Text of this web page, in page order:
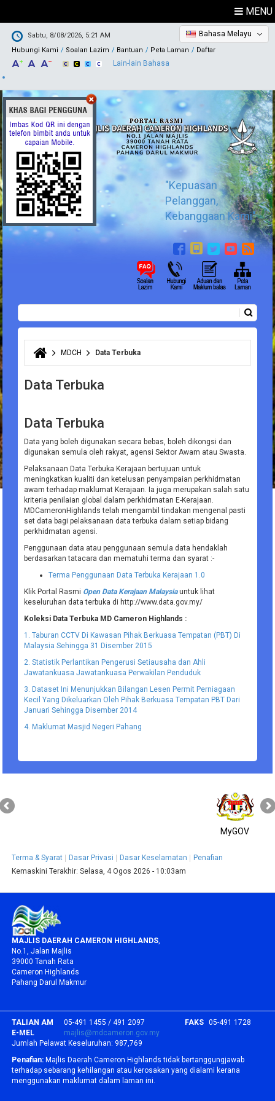
MENU
Sabtu, 8/08/2026, 5:21 AM
Hubungi Kami
Soalan Lazim Bantuan Peta Laman Daftar
Bahasa Melayu
Lain-lain Bahasa
"Kepuasan
Pelanggan,
Kebanggaan Kami"
Borang carian
Anda di sini
MDCH Data Terbuka
Data Terbuka
Data Terbuka
Data yang boleh digunakan secara bebas, boleh dikongsi dan
digunakan semula oleh rakyat, agensi Sektor Awam atau Swasta.
Pelaksanaan Data Terbuka Kerajaan bertujuan untuk
meningkatkan kualiti dan ketelusan penyampaian perkhidmatan
awam terhadap maklumat Kerajaan. Ia juga merupakan salah satu
kriteria penilaian global dalam perkhidmatan E-Kerajaan.
MDCameronHighlands telah mengambil tindakan mengenal pasti
set data bagi pelaksanaan data terbuka dalam setiap bidang
perkhidmatan agensi.
Penggunaan data atau penggunaan semula data hendaklah
berdasarkan tatacara dan mematuhi terma dan syarat :-
Terma Penggunaan Data Terbuka Kerajaan 1.0
Klik Portal Rasmi Open Data Kerajaan Malaysiauntuk lihat
keseluruhan data terbuka di http://www.data.gov.my/
Koleksi Data Terbuka MD Cameron Highlands :
1. Taburan CCTV Di Kawasan Pihak Berkuasa Tempatan (PBT) Di
Malaysia Sehingga 31 Disember 2015
2. Statistik Perlantikan Pengerusi Setiausaha dan Ahli
Jawatankuasa Jawatankuasa Perwakilan Penduduk
3. Dataset Ini Menunjukkan Bilangan Lesen Permit Perniagaan
Kecil Yang Dikeluarkan Oleh Pihak Berkuasa Tempatan PBT Dari
Januari Sehingga Disember 2014
4. Maklumat Masjid Negeri Pahang
MyGOV
Terma & Syarat Dasar Privasi Dasar Keselamatan
Penafian
Kemaskini Terakhir:Selasa, 4 Ogos 2026 - 10:03am
MAJLIS DAERAH CAMERON HIGHLANDS,
No.1, Jalan Majlis
39000 Tanah Rata
Cameron Highlands
Pahang Darul Makmur
TALIAN AM 05-491 1455 / 491 2097 FAKS
05-491 1728
E-MEL
majlis@mdcameron.gov.my
Jumlah Pelawat Keseluruhan: 987,769
Penafian: Majlis Daerah Cameron Highlands tidak bertanggungjawab
terhadap sebarang kehilangan atau kerosakan yang dialami kerana
menggunakan maklumat dalam laman ini.